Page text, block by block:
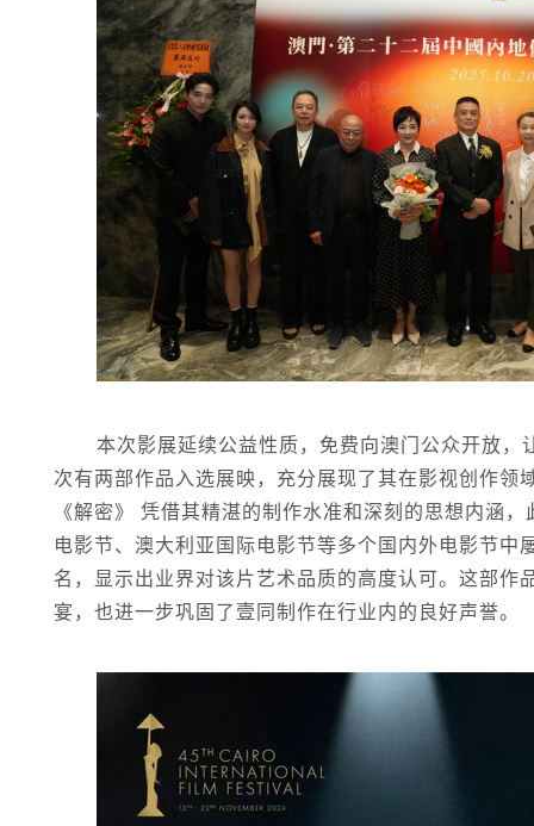
本次影展延续公益性质，免费向澳门公众开放
次有两部作品入选展映，充分展现了其在影视创作
《解密》 凭借其精湛的制作水准和深刻的思想内涵
电影节、澳大利亚国际电影节等多个国内外电影节
名，显示出业界对该片艺术品质的高度认可。这部
宴，也进一步巩固了壹同制作在行业内的良好声誉。